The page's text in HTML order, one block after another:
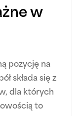
w
pozycję na
składa się z
dla których
to